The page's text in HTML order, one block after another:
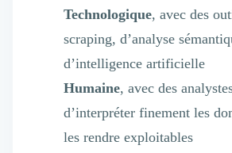
Technologique, avec des
scraping, d’analyse
d’intelligence artificielle
Humaine, avec des
d’interpréter finement les
les rendre exploitables